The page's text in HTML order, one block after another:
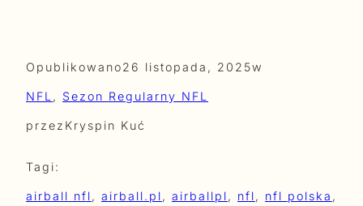
Opublikowano26 listopada, 2025w
NFL , Sezon Regularny NFL
przez Kryspin Kuć
Tagi:
airball nfl, airball.pl, airballpl, nfl, nfl polska